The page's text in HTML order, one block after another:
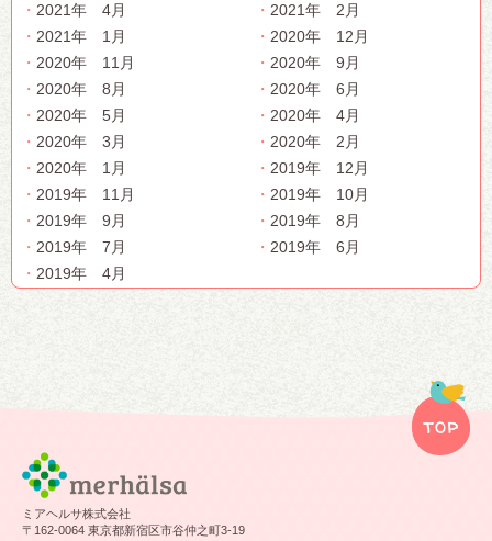
2021年 4月
2021年 2月
2021年 1月
2020年 12月
2020年 11月
2020年 9月
2020年 8月
2020年 6月
2020年 5月
2020年 4月
2020年 3月
2020年 2月
2020年 1月
2019年 12月
2019年 11月
2019年 10月
2019年 9月
2019年 8月
2019年 7月
2019年 6月
2019年 4月
ミアヘルサ株式会社
〒162-0064 東京都新宿区市谷仲之町3-19